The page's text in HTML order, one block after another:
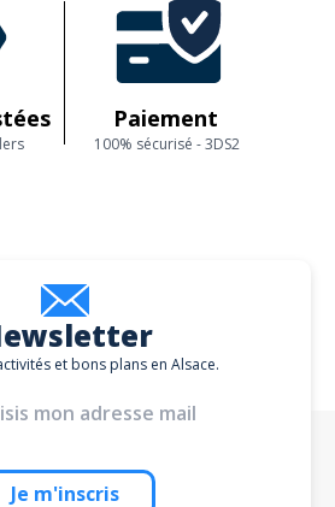
Paiement
100% sécurisé - 3DS2
et bons plans en Alsace.
Je m'inscris